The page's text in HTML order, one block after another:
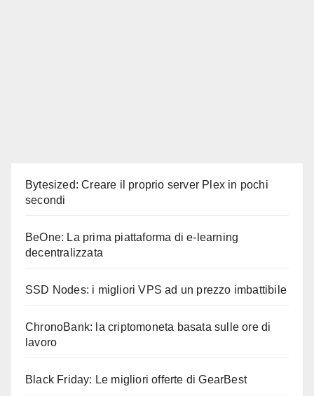
Bytesized: Creare il proprio server Plex in pochi
secondi
BeOne: La prima piattaforma di e-learning
decentralizzata
SSD Nodes: i migliori VPS ad un prezzo imbattibile
ChronoBank: la criptomoneta basata sulle ore di
lavoro
Black Friday: Le migliori offerte di GearBest